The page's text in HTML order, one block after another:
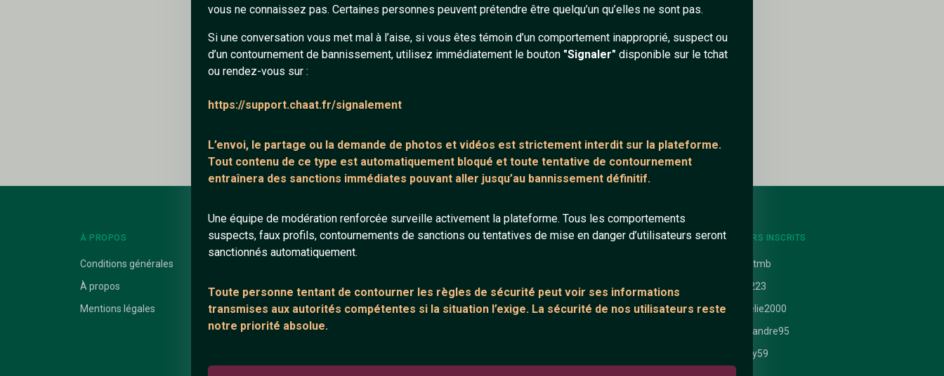
vous ne connaissez pas. Certaines personnes peuvent prétendre être quelqu’un qu’elles ne sont pas.
Si une conversation vous met mal à l’aise, si vous êtes témoin d’un comportement inapproprié, suspect ou
d’un contournement de bannissement, utilisez immédiatement le bouton "Signaler" disponible sur le tchat
ou rendez-vous sur :
https://support.chaat.fr/signalement
L’envoi, le partage ou la demande de photos et vidéos est strictement interdit sur la plateforme.
Tout contenu de ce type est automatiquement bloqué et toute tentative de contournement
entraînera des sanctions immédiates pouvant aller jusqu’au bannissement définitif.
Une équipe de modération renforcée surveille activement la plateforme. Tous les comportements
suspects, faux profils, contournements de sanctions ou tentatives de mise en danger d’utilisateurs seront
sanctionnés automatiquement.
Toute personne tentant de contourner les règles de sécurité peut voir ses informations
transmises aux autorités compétentes si la situation l’exige. La sécurité de nos utilisateurs reste
notre priorité absolue.
Ajouter un commentaire (0)
À PROPOS
Conditions générales
À propos
Mentions légales
LIENS UTILES
Salons de discussion
Communauté
ANNEXE
Support IRC
ARTICLES RÉCENTS
Chat en ligne
Témoignage de nathanaelle
DERNIERS INSCRITS
arnotmb
Bko223
Aurelie2000
Alexandre95
Girlfly59